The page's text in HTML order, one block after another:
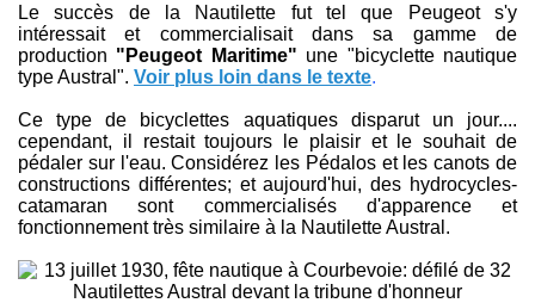
Le succès de la Nautilette fut tel que Peugeot s'y
intéressait et commercialisait dans sa gamme de
production "Peugeot Maritime" une "bicyclette nautique
type Austral". Voir plus loin dans le texte.
Ce type de bicyclettes aquatiques disparut un jour....
cependant, il restait toujours le plaisir et le souhait de
pédaler sur l'eau. Considérez les Pédalos et les canots de
constructions différentes; et aujourd'hui, des hydrocycles-
catamaran sont commercialisés d'apparence et
fonctionnement très similaire à la Nautilette Austral.